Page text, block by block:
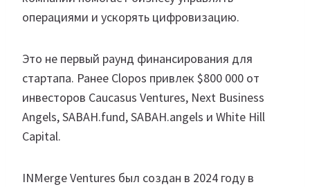
операциями и ускорять цифровизацию.
Это не первый раунд финансирования для
стартапа. Ранее Clopos привлек $800 000 от
инвесторов Caucasus Ventures, Next Business
Angels, SABAH.fund, SABAH.angels и White Hill
Capital.
INMerge Ventures был создан в 2024 году в